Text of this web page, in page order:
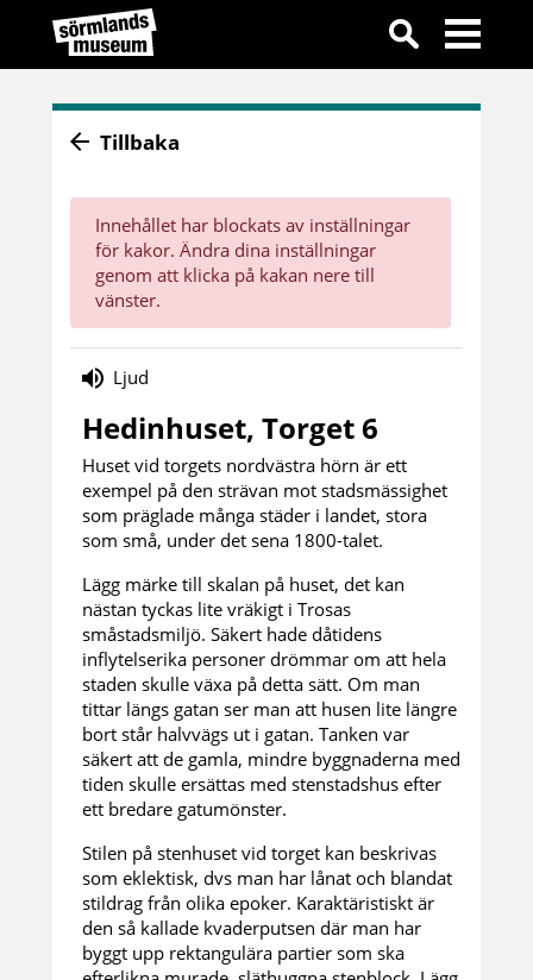
Tillbaka
Innehållet har blockats av inställningar
för kakor. Ändra dina inställningar
genom att klicka på kakan nere till
vänster.
Ljud
Hedinhuset, Torget 6
Huset vid torgets nordvästra hörn är ett
exempel på den strävan mot stadsmässighet
som präglade många städer i landet, stora
som små, under det sena 1800-talet.
Lägg märke till skalan på huset, det kan
nästan tyckas lite vräkigt i Trosas
småstadsmiljö. Säkert hade dåtidens
inflytelserika personer drömmar om att hela
staden skulle växa på detta sätt. Om man
tittar längs gatan ser man att husen lite längre
bort står halvvägs ut i gatan. Tanken var
säkert att de gamla, mindre byggnaderna med
tiden skulle ersättas med stenstadshus efter
ett bredare gatumönster.
Stilen på stenhuset vid torget kan beskrivas
som eklektisk, dvs man har lånat och blandat
stildrag från olika epoker. Karaktäristiskt är
den så kallade kvaderputsen där man har
byggt upp rektangulära partier som ska